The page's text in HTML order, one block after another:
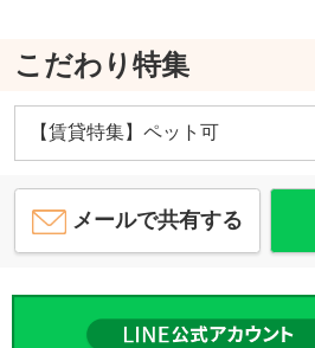
こだわり特集
【賃貸特集】ペット可
メールで共有する